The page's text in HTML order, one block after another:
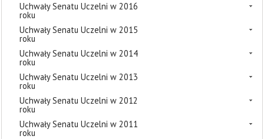
Uchwały Senatu Uczelni w 2016
roku
Uchwały Senatu Uczelni w 2015
roku
Uchwały Senatu Uczelni w 2014
roku
Uchwały Senatu Uczelni w 2013
roku
Uchwały Senatu Uczelni w 2012
roku
Uchwały Senatu Uczelni w 2011
roku